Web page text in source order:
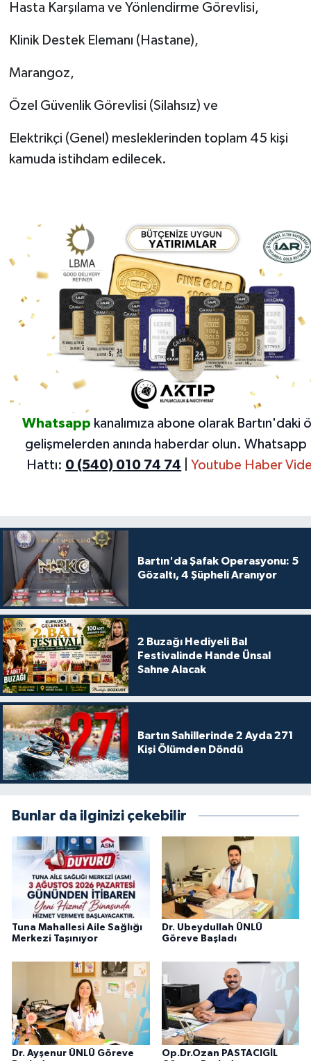
Hasta Karşılama ve Yönlendirme Görevlisi,
Klinik Destek Elemanı (Hastane),
Marangoz,
Özel Güvenlik Görevlisi (Silahsız) ve
Elektrikçi (Genel) mesleklerinden toplam 45 kişi
kamuda istihdam edilecek.
Whatsapp kanalımıza abone olarak Bartın'daki
gelişmelerden anında haberdar olun. Whatsapp
Hattı: 0 (540) 010 74 74 |Youtube Haber
Bartın'da Şafak Operasyonu: 5
Gözaltı, 4 Şüpheli Aranıyor
2 Buzağı Hediyeli Bal
Festivalinde Hande Ünsal
Sahne Alacak
Bartın Sahillerinde 2 Ayda 271
Kişi Ölümden Döndü
Bunlar da ilginizi çekebilir
Tuna Mahallesi Aile Sağlığı
Merkezi Taşınıyor
Dr. Ubeydullah ÜNLÜ
Göreve Başladı
Dr. Ayşenur ÜNLÜ Göreve
Op.Dr.Ozan PASTACIGİL